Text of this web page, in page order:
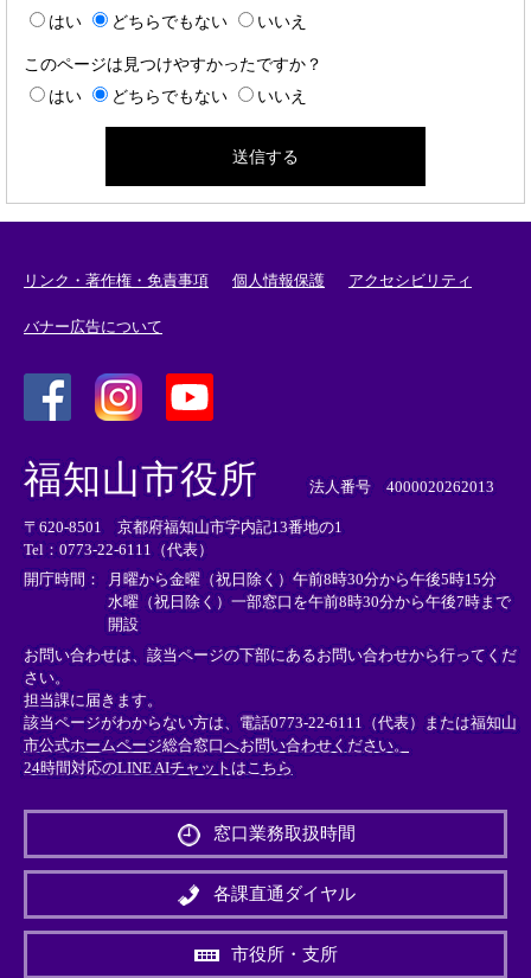
はい
どちらでもない いいえ
このページは見つけやすかったですか？
はい
どちらでもない いいえ
リンク・著作権・免責事項 個人情報保護 アクセシビリティ
バナー広告について
外
部
リ
ン
ク
＞
外
リ
ン
ク
＞
外
部
ン
ク
＞
福知山市役所 法人番号 4000020262013
〒620-8501 京都府福知山市字内記13番地の1
Tel：0773-22-6111（代表）
開庁時間：
月曜から金曜（祝日除く）午前8時30分から午後5時15分
水曜（祝日除く）一部窓口を午前8時30分から午後7時まで
開設
お問い合わせは、該当ページの下部にあるお問い合わせから行ってくだ
さい。
担当課に届きます。
該当ページがわからない方は、電話0773-22-6111（代表）または福知山
市公式ホームページ総合窓口へお問い合わせください。
24時間対応のLINE AIチャットはこちら
外
リ
ン
＞
窓口業務取扱時間
各課直通ダイヤル
市役所・支所